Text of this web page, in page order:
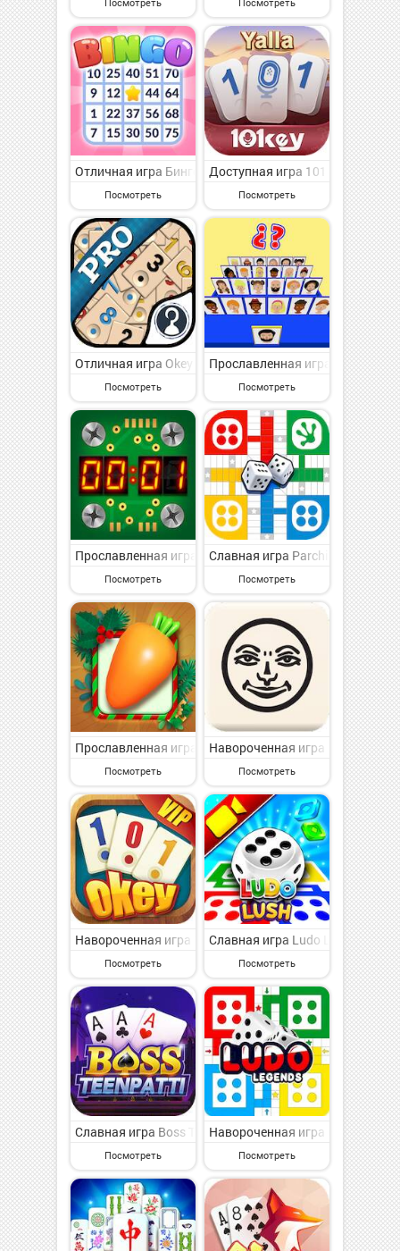
Отличная игра Бинго на Андроид - увлекательная
Посмотреть
Доступная игра 101 Okey Yalla
Посмотреть
Отличная игра Okey Pro на Андроид - увлекательная
Посмотреть
Прославленная игра Guess
Посмотреть
Прославленная игра Them Bombs! Кооперативная
Посмотреть
Славная игра Parchis CLUB-
Посмотреть
Прославленная игра Tile Triple 3D - Match Master на
Посмотреть
Навороченная игра Rummikub
Посмотреть
Навороченная игра 101 Okey VIP на Андроид -
Посмотреть
Славная игра Ludo Lush-Game
Посмотреть
Славная игра Boss Teenpatti на Андроид -
Посмотреть
Навороченная игра игра Людо:
Посмотреть